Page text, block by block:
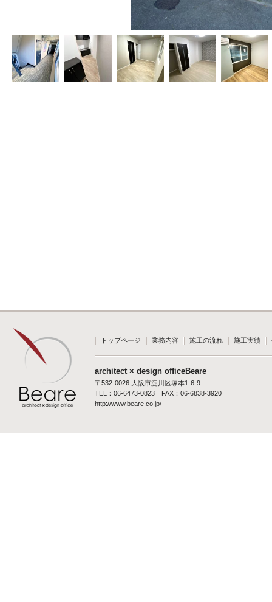
トップページ 業務内容 施工の流れ 施工実績
architect × design officeBeare
〒532-0026 大阪市淀川区塚本1-6-9
TEL：06-6473-0823 FAX：06-6838-3920
http://www.beare.co.jp/